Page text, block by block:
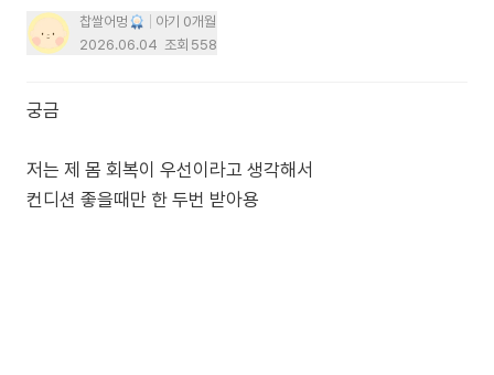
찹쌀어멍
아기 0개월
2026.06.04 조회 558
궁금
저는 제 몸 회복이 우선이라고 생각해서
컨디션 좋을때만 한 두번 받아용